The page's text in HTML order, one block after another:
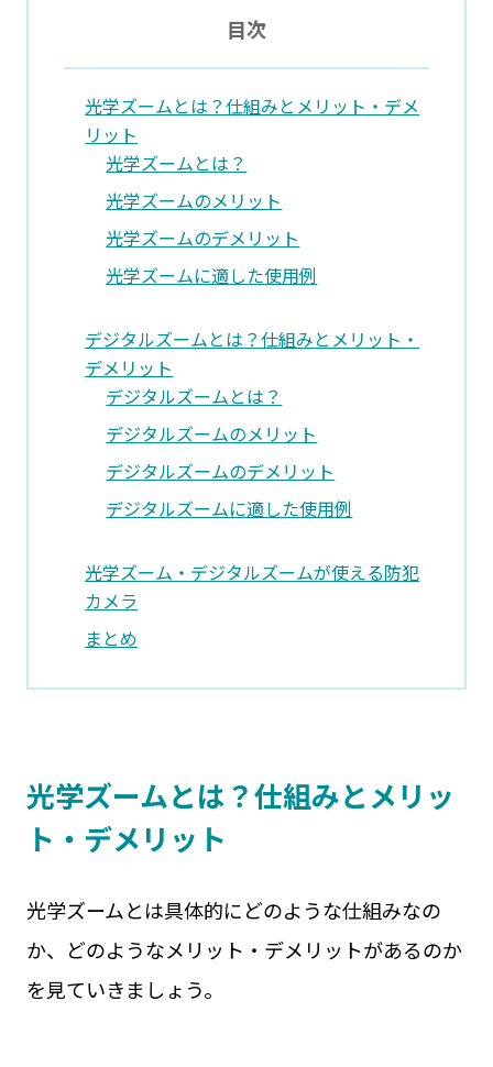
目次
光学ズームとは？仕組みとメリット・デメ
リット
光学ズームとは？
光学ズームのメリット
光学ズームのデメリット
光学ズームに適した使用例
デジタルズームとは？仕組みとメリット・
デメリット
デジタルズームとは？
デジタルズームのメリット
デジタルズームのデメリット
デジタルズームに適した使用例
光学ズーム・デジタルズームが使える防犯
カメラ
まとめ
光学ズームとは？仕組みとメリッ
ト・デメリット
光学ズームとは具体的にどのような仕組みなの
か、どのようなメリット・デメリットがあるのか
を見ていきましょう。